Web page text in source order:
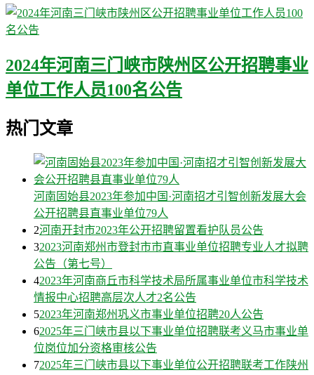
2024年河南三门峡市陕州区公开招聘事业
单位工作人员100名公告
热门文章
河南固始县2023年参加中国·河南招才引智创新发展大会
公开招聘县直事业单位79人
2河南开封市2023年公开招聘留置看护队员公告
32023河南郑州市登封市市直事业单位招聘专业人才拟聘
公告（第七号）
42023年河南商丘市科学技术局所属事业单位市科学技术
情报中心招聘高层次人才2名公告
52023年河南郑州巩义市事业单位招聘20人公告
62025年三门峡市县以下事业单位招聘联考义马市事业单
位岗位加分资格审核公告
72025年三门峡市县以下事业单位公开招聘联考工作陕州